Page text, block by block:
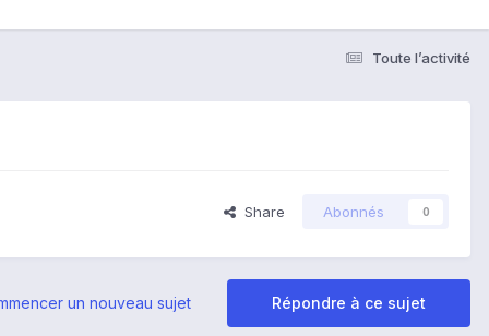
Toute l’activité
Share Abonnés 0
Répondre à ce sujet
un nouveau sujet